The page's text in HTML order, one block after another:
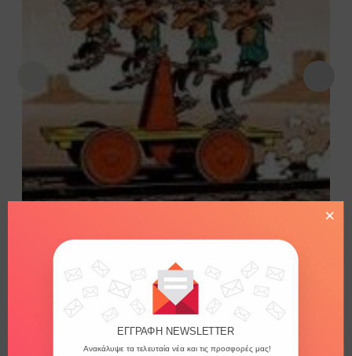
NEW
SKU: 131173-9789603210115
ΝΙΤΡΟΓΛΥΚΕΡΙΝΗ ΛΟΥΚΥ ΛΟΥΚ
ΕΓΓΡΑΦΗ NEWSLETTER
Ανακάλυψε τα τελευταία νέα και τις προσφορές μας!
×